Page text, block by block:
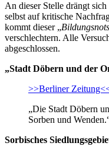
An dieser Stelle drängt
selbst auf kritische
kommt dieser „
verschlechtern. Alle
abgeschlossen.
„Stadt Döbern und der
>>Berliner
„Die Stadt Döbern
Sorben und
Sorbisches